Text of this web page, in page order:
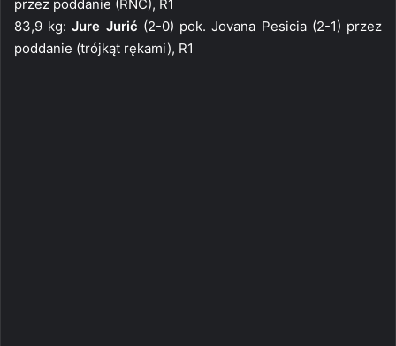
przez poddanie (RNC), R1
83,9 kg:Jure Jurić (2-0) pok. Jovana Pesicia (2-1) przez
poddanie (trójkąt rękami), R1